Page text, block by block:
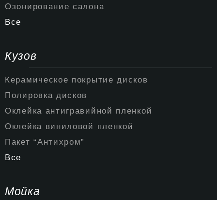
Озонирование салона
Все
Кузов
Керамическое покрытие дисков
Полировка дисков
Оклейка антигравийной пленкой
Оклейка виниловой пленкой
Пакет “Антихром”
Все
Мойка